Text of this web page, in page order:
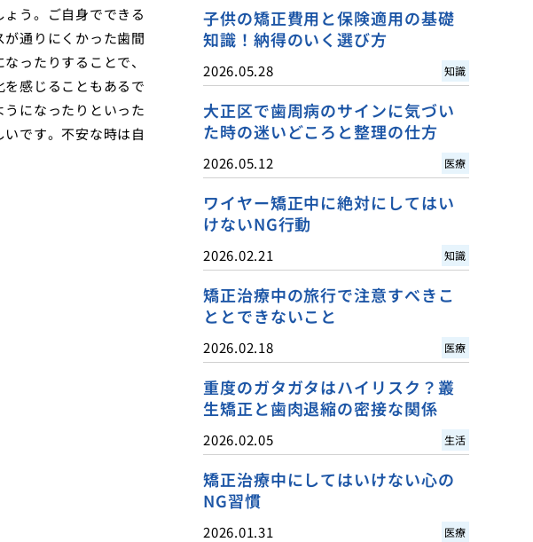
う。ご自身でできる
通りにくかった歯間
ったりすることで、
感じることもあるで
になったりといった
です。不安な時は自
子供の矯正費用と保険適用の基礎
知識！納得のいく選び方
2026.05.28 知識
大正区で歯周病のサインに気づい
た時の迷いどころと整理の仕方
2026.05.12 医療
ワイヤー矯正中に絶対にしてはい
けないNG行動
2026.02.21 知識
矯正治療中の旅行で注意すべきこ
ととできないこと
2026.02.18 医療
重度のガタガタはハイリスク？叢
生矯正と歯肉退縮の密接な関係
2026.02.05 生活
矯正治療中にしてはいけない心の
NG習慣
2026.01.31 医療